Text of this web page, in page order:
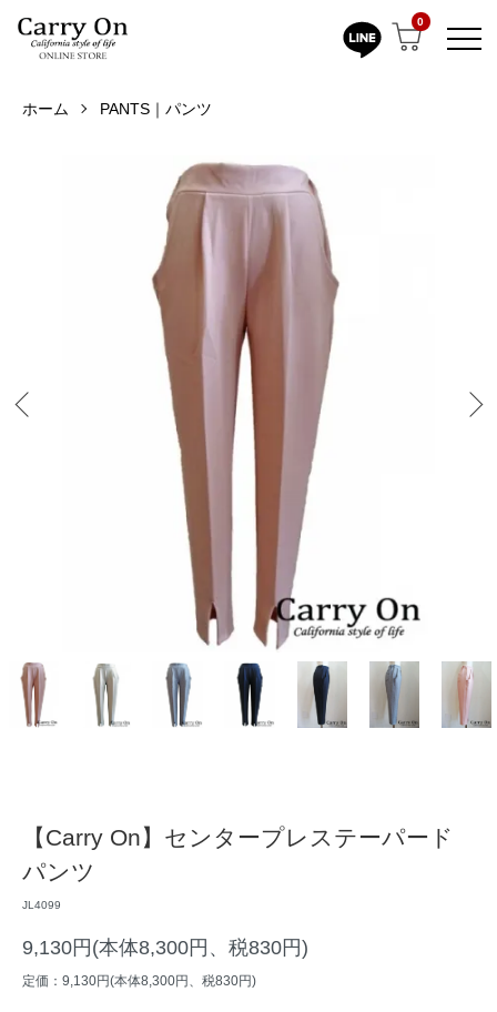
0
ホーム PANTS｜パンツ
【Carry On】センタープレステーパード
パンツ
JL4099
9,130円(本体8,300円、税830円)
定価：9,130円(本体8,300円、税830円)